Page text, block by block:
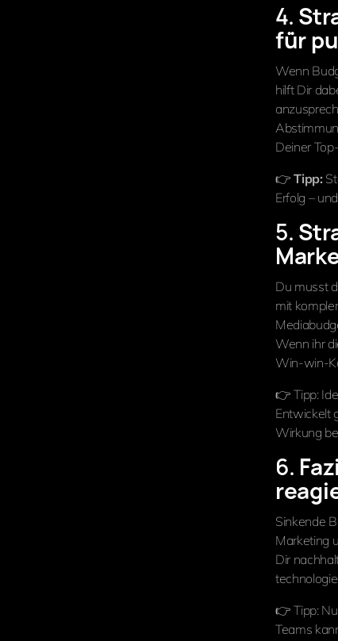
4.
für
Wenn
hilft Dir
Deiner
👉Tipp:
Erfolg –
5.
Du musst
mit
Wenn ihr
Win-win-
👉 Tipp:
Entwickelt
Wirkung
6.
Sinkende
Marketing
Dir
👉 Tipp:
Teams